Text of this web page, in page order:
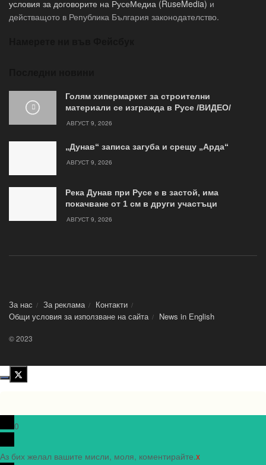
условия за договорите на РусеМедиа (RuseMedia) и
действащото в Република България законодателство.
Голям хипермаркет за строителни
материали се изгражда в Русе /ВИДЕО/
АВГУСТ 9, 2026
„Дунав“ записа загуба и срещу „Арда“
АВГУСТ 9, 2026
Река Дунав при Русе е в застой, има
покачване от 1 см в други участъци
АВГУСТ 9, 2026
За нас За реклама
Контакти
Общи условия за използване на сайта
News in Еnglish
© 2023
0
Аз бих желал вашите мисли, моля, коментирайте.x